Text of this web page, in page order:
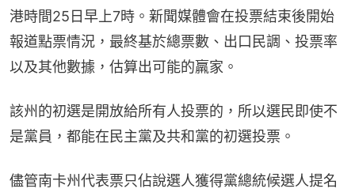
港時間25日早上7時。新聞媒體會在投票結束後開始
報道點票情況，最終基於總票數、出口民調、投票率
以及其他數據，估算出可能的羸家。
該州的初選是開放給所有人投票的，所以選民即使不
是黨員，都能在民主黨及共和黨的初選投票。
儘管南卡州代表票只佔說選人獲得黨總統候選人提名